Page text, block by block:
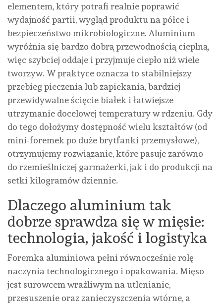
elementem, który potrafi realnie poprawić
wydajność partii, wygląd produktu na półce i
bezpieczeństwo mikrobiologiczne. Aluminium
wyróżnia się bardzo dobrą przewodnością cieplną,
więc szybciej oddaje i przyjmuje ciepło niż wiele
tworzyw. W praktyce oznacza to stabilniejszy
przebieg pieczenia lub zapiekania, bardziej
przewidywalne ścięcie białek i łatwiejsze
utrzymanie docelowej temperatury w rdzeniu. Gdy
do tego dołożymy dostępność wielu kształtów (od
mini-foremek po duże brytfanki przemysłowe),
otrzymujemy rozwiązanie, które pasuje zarówno
do rzemieślniczej garmażerki, jak i do produkcji na
setki kilogramów dziennie.
Dlaczego aluminium tak
dobrze sprawdza się w mięsie:
technologia, jakość i logistyka
Foremka aluminiowa pełni równocześnie rolę
naczynia technologicznego i opakowania. Mięso
jest surowcem wrażliwym na utlenianie,
przesuszenie oraz zanieczyszczenia wtórne, a